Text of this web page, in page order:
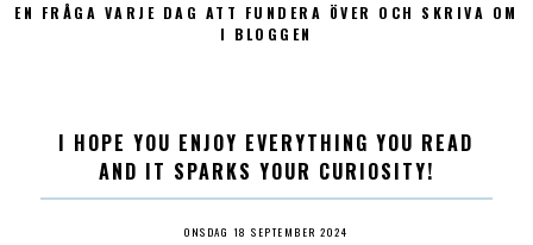
EN FRÅGA VARJE DAG ATT FUNDERA ÖVER OCH SKRIVA OM
I BLOGGEN
I HOPE YOU ENJOY EVERYTHING YOU READ
AND IT SPARKS YOUR CURIOSITY!
ONSDAG 18 SEPTEMBER 2024